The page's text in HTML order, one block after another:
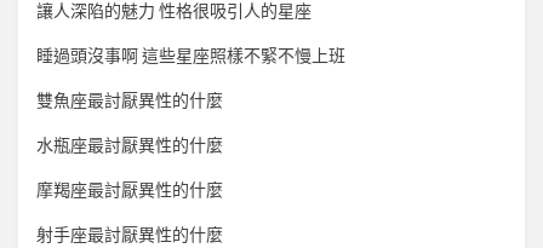
讓人深陷的魅力 性格很吸引人的星座
睡過頭沒事啊 這些星座照樣不緊不慢上班
雙魚座最討厭異性的什麼
水瓶座最討厭異性的什麼
摩羯座最討厭異性的什麼
射手座最討厭異性的什麼